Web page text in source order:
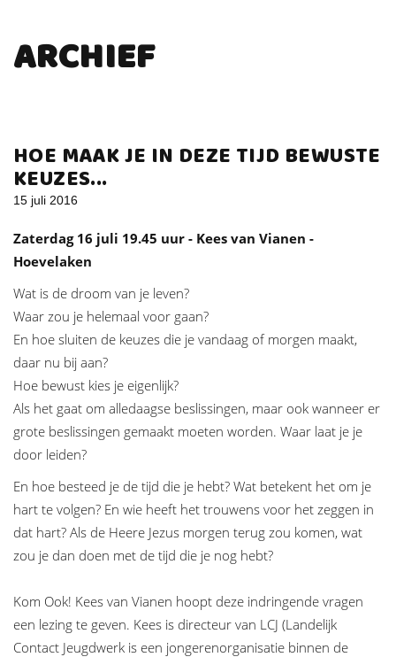
ARCHIEF
HOE MAAK JE IN DEZE TIJD BEWUSTE
KEUZES...
15 juli 2016
Zaterdag 16 juli 19.45 uur - Kees van Vianen -
Hoevelaken
Wat is de droom van je leven?
Waar zou je helemaal voor gaan?
En hoe sluiten de keuzes die je vandaag of morgen maakt,
daar nu bij aan?
Hoe bewust kies je eigenlijk?
Als het gaat om alledaagse beslissingen, maar ook wanneer er
grote beslissingen gemaakt moeten worden. Waar laat je je
door leiden?
En hoe besteed je de tijd die je hebt? Wat betekent het om je
hart te volgen? En wie heeft het trouwens voor het zeggen in
dat hart? Als de Heere Jezus morgen terug zou komen, wat
zou je dan doen met de tijd die je nog hebt?
Kom Ook! Kees van Vianen hoopt deze indringende vragen
een lezing te geven. Kees is directeur van LCJ (Landelijk
Contact Jeugdwerk is een jongerenorganisatie binnen de